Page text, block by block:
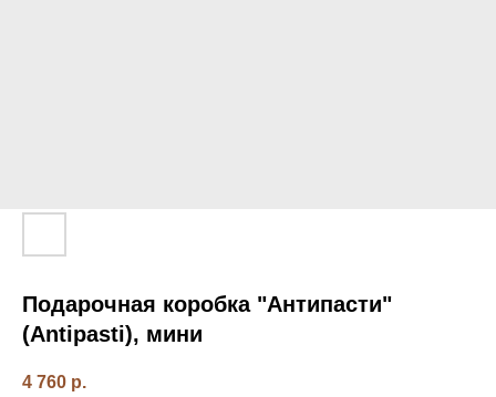
Подарочная коробка "Антипасти"
(Antipasti), мини
4 760 р.